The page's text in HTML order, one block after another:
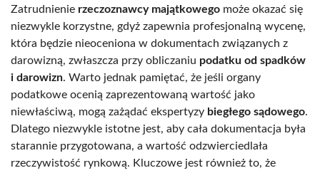
Zatrudnienie rzeczoznawcy majątkowego może okazać się
niezwykle korzystne, gdyż zapewnia profesjonalną wycenę,
która będzie nieoceniona w dokumentach związanych z
darowizną, zwłaszcza przy obliczaniu podatku od spadków
i darowizn. Warto jednak pamiętać, że jeśli organy
podatkowe ocenią zaprezentowaną wartość jako
niewłaściwą, mogą zażądać ekspertyzy biegłego sądowego.
Dlatego niezwykle istotne jest, aby cała dokumentacja była
starannie przygotowana, a wartość odzwierciedlała
rzeczywistość rynkową. Kluczowe jest również to, że